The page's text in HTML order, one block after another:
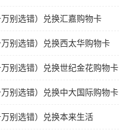
别选错）兑换汇嘉购物卡
别选错）兑换西太华购物卡
别选错）兑换世纪金花购物卡
别选错）兑换中大国际购物卡
别选错）兑换本来生活